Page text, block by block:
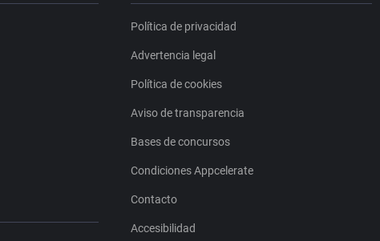
Política de privacidad
Advertencia legal
Política de cookies
Aviso de transparencia
Bases de concursos
Condiciones Appcelerate
Contacto
Accesibilidad